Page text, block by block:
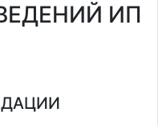
ИП